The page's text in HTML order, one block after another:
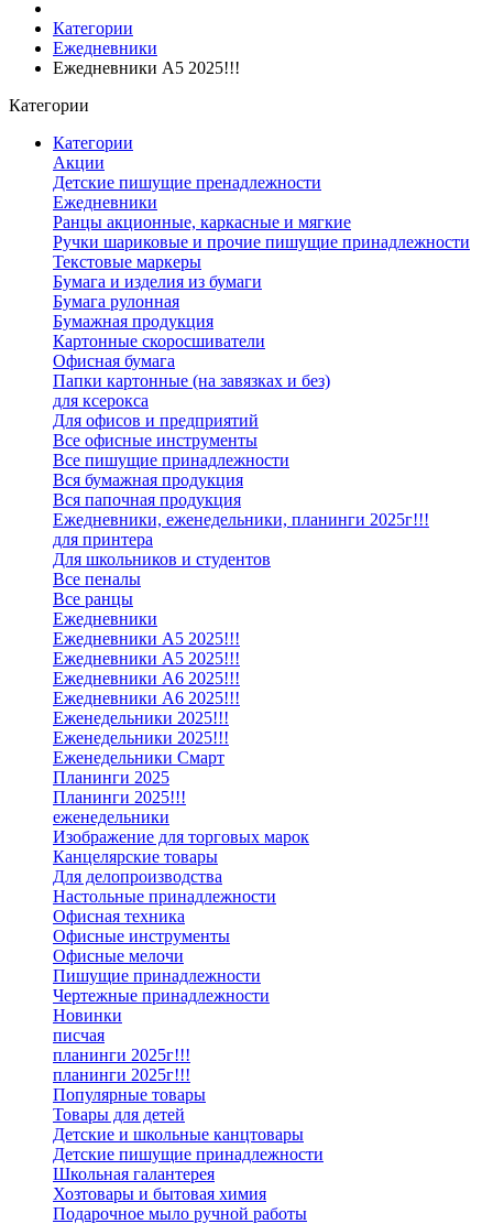
Категории
Ежедневники
Ежедневники А5 2025!!!
Категории
Категории
Акции
Детские пишущие пренадлежности
Ежедневники
Ранцы акционные, каркасные и мягкие
Ручки шариковые и прочие пишущие принадлежности
Текстовые маркеры
Бумага и изделия из бумаги
Бумага рулонная
Бумажная продукция
Картонные скоросшиватели
Офисная бумага
Папки картонные (на завязках и без)
для ксерокса
Для офисов и предприятий
Все офисные инструменты
Все пишущие принадлежности
Вся бумажная продукция
Вся папочная продукция
Ежедневники, еженедельники, планинги 2025г!!!
для принтера
Для школьников и студентов
Все пеналы
Все ранцы
Ежедневники
Ежедневники А5 2025!!!
Ежедневники А5 2025!!!
Ежедневники А6 2025!!!
Ежедневники А6 2025!!!
Еженедельники 2025!!!
Еженедельники 2025!!!
Еженедельники Смарт
Планинги 2025
Планинги 2025!!!
еженедельники
Изображение для торговых марок
Канцелярские товары
Для делопроизводства
Настольные принадлежности
Офисная техника
Офисные инструменты
Офисные мелочи
Пишущие принадлежности
Чертежные принадлежности
Новинки
писчая
планинги 2025г!!!
планинги 2025г!!!
Популярные товары
Товары для детей
Детские и школьные канцтовары
Детские пишущие принадлежности
Школьная галантерея
Хозтовары и бытовая химия
Подарочное мыло ручной работы